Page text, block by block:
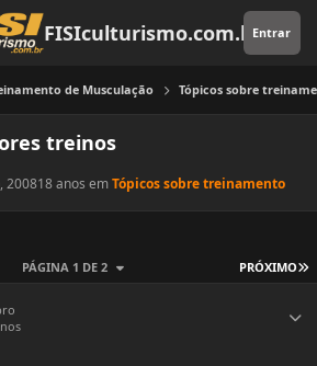
FISIculturismo.com.brEntrar
de Musculação Tópicos sobre
treinos
200818 anos emTópicos sobre treinamento
PRÓXIMO
PÁGINA 1 DE 2